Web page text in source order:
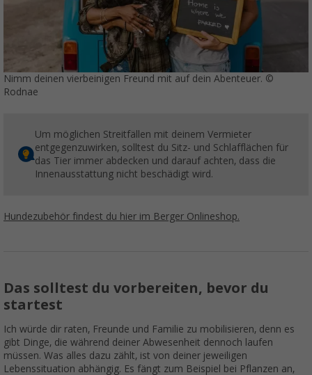
Nimm deinen vierbeinigen Freund mit auf dein Abenteuer. ©
Rodnae
Um möglichen Streitfällen mit deinem Vermieter
entgegenzuwirken, solltest du Sitz- und Schlafflächen für
das Tier immer abdecken und darauf achten, dass die
Innenausstattung nicht beschädigt wird.
Hundezubehör findest du hier im Berger Onlineshop.
Das solltest du vorbereiten, bevor du
startest
Ich würde dir raten, Freunde und Familie zu mobilisieren, denn es
gibt Dinge, die während deiner Abwesenheit dennoch laufen
müssen. Was alles dazu zählt, ist von deiner jeweiligen
Lebenssituation abhängig. Es fängt zum Beispiel bei Pflanzen an,